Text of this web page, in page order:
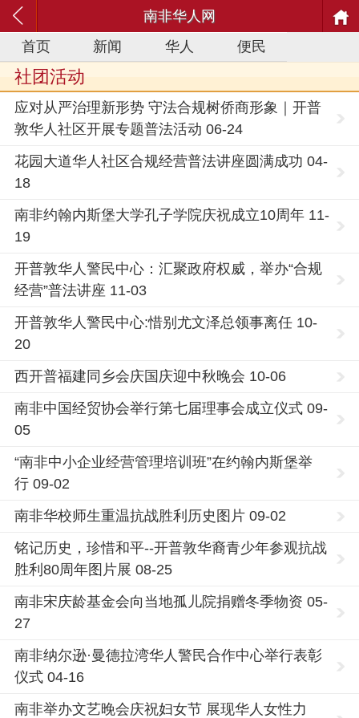
南非华人网
首页
新闻 华人 便民
社团活动
应对从严治理新形势 守法合规树侨商形象｜开普
敦华人社区开展专题普法活动 06-24
花园大道华人社区合规经营普法讲座圆满成功 04-
18
南非约翰内斯堡大学孔子学院庆祝成立10周年 11-
19
开普敦华人警民中心：汇聚政府权威，举办“合规
经营”普法讲座 11-03
开普敦华人警民中心:惜别尤文泽总领事离任 10-
20
西开普福建同乡会庆国庆迎中秋晚会 10-06
南非中国经贸协会举行第七届理事会成立仪式 09-
05
“南非中小企业经营管理培训班”在约翰内斯堡举
行 09-02
南非华校师生重温抗战胜利历史图片 09-02
铭记历史，珍惜和平--开普敦华裔青少年参观抗战
胜利80周年图片展 08-25
南非宋庆龄基金会向当地孤儿院捐赠冬季物资 05-
27
南非纳尔逊·曼德拉湾华人警民合作中心举行表彰
仪式 04-16
南非举办文艺晚会庆祝妇女节 展现华人女性力